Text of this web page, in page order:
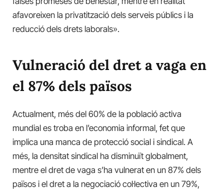
afavoreixen la privatització dels serveis públics i la
reducció dels drets laborals».
Vulneració del dret a vaga en
el 87% dels països
Actualment, més del 60% de la població activa
mundial es troba en l’economia informal, fet que
implica una manca de protecció social i sindical. A
més, la densitat sindical ha disminuït globalment,
mentre el dret de vaga s’ha vulnerat en un 87% dels
països i el dret a la negociació col·lectiva en un 79%,